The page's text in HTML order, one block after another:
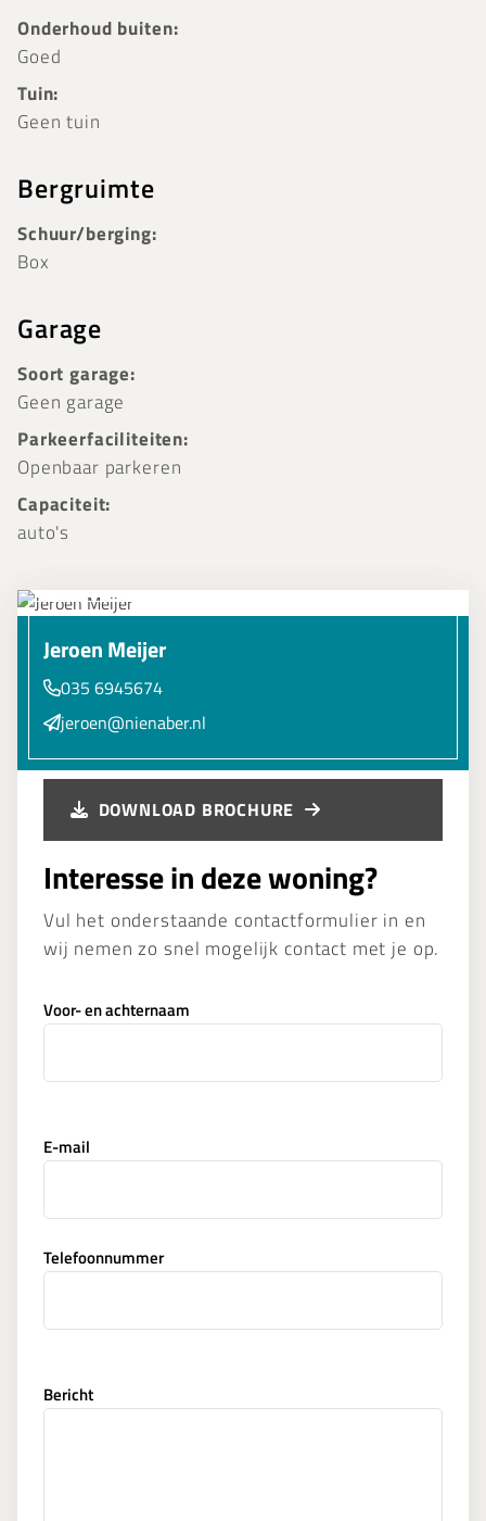
Onderhoud buiten:
Goed
Tuin:
Geen tuin
Bergruimte
Schuur/berging:
Box
Garage
Soort garage:
Geen garage
Parkeerfaciliteiten:
Openbaar parkeren
Capaciteit:
auto's
Jeroen Meijer
035 6945674
jeroen@nienaber.nl
DOWNLOAD BROCHURE
Interesse in deze woning?
Vul het onderstaande contactformulier in en
wij nemen zo snel mogelijk contact met je op.
Voor- en achternaam
E-mail
Telefoonnummer
Bericht